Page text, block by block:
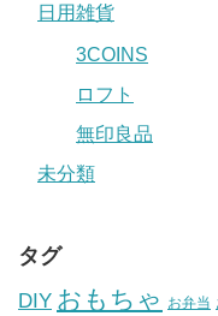
日用雑貨
3COINS
ロフト
無印良品
未分類
タグ
DIY おもちゃ お弁当